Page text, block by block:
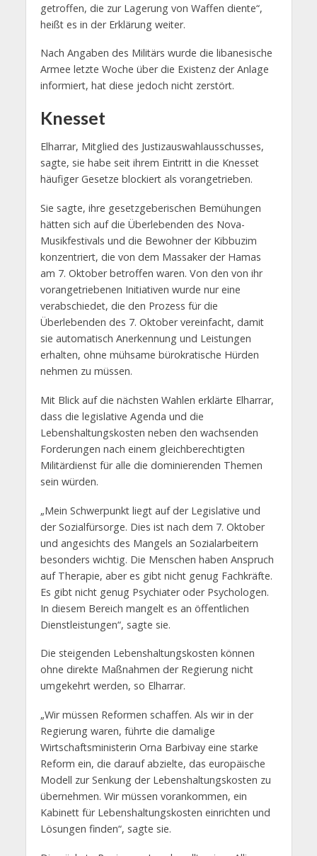
getroffen, die zur Lagerung von Waffen diente“,
heißt es in der Erklärung weiter.
Nach Angaben des Militärs wurde die libanesische
Armee letzte Woche über die Existenz der Anlage
informiert, hat diese jedoch nicht zerstört.
Knesset
Elharrar, Mitglied des Justizauswahlausschusses,
sagte, sie habe seit ihrem Eintritt in die Knesset
häufiger Gesetze blockiert als vorangetrieben.
Sie sagte, ihre gesetzgeberischen Bemühungen
hätten sich auf die Überlebenden des Nova-
Musikfestivals und die Bewohner der Kibbuzim
konzentriert, die von dem Massaker der Hamas
am 7. Oktober betroffen waren. Von den von ihr
vorangetriebenen Initiativen wurde nur eine
verabschiedet, die den Prozess für die
Überlebenden des 7. Oktober vereinfacht, damit
sie automatisch Anerkennung und Leistungen
erhalten, ohne mühsame bürokratische Hürden
nehmen zu müssen.
Mit Blick auf die nächsten Wahlen erklärte Elharrar,
dass die legislative Agenda und die
Lebenshaltungskosten neben den wachsenden
Forderungen nach einem gleichberechtigten
Militärdienst für alle die dominierenden Themen
sein würden.
„Mein Schwerpunkt liegt auf der Legislative und
der Sozialfürsorge. Dies ist nach dem 7. Oktober
und angesichts des Mangels an Sozialarbeitern
besonders wichtig. Die Menschen haben Anspruch
auf Therapie, aber es gibt nicht genug Fachkräfte.
Es gibt nicht genug Psychiater oder Psychologen.
In diesem Bereich mangelt es an öffentlichen
Dienstleistungen“, sagte sie.
Die steigenden Lebenshaltungskosten können
ohne direkte Maßnahmen der Regierung nicht
umgekehrt werden, so Elharrar.
„Wir müssen Reformen schaffen. Als wir in der
Regierung waren, führte die damalige
Wirtschaftsministerin Orna Barbivay eine starke
Reform ein, die darauf abzielte, das europäische
Modell zur Senkung der Lebenshaltungskosten zu
übernehmen. Wir müssen vorankommen, ein
Kabinett für Lebenshaltungskosten einrichten und
Lösungen finden“, sagte sie.